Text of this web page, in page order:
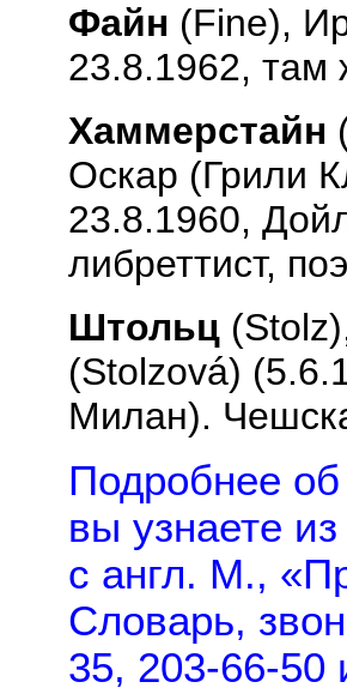
Файн (Fine),
23.8.1962, там
Хаммерстайн
Оскар (Грили
23.8.1960,
либреттист,
Штольц (Stolz
(Stolzová)
Милан).
Подробнее
вы узнаете из
с англ. М.,
Словарь,
35, 203-66-50